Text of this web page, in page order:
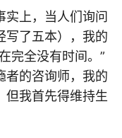
实上，当人们询问
写了五本），我的
完全没有时间。”
者的咨询师，我的
但我首先得维持生